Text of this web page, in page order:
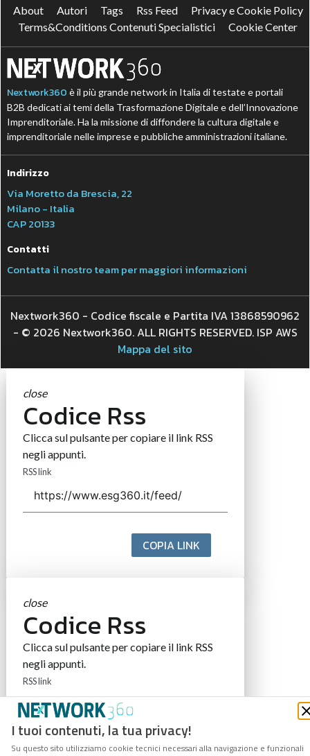
I tuoi contenuti, la tua privacy!
Su questo sito utilizziamo cookie tecnici necessari alla navigazione e funzionali
About Autori Tags Rss Feed
Privacy e Cookie Policy
Terms&Conditions Contenuti Specialistici
Cookie Center
Nextwork360 è il più grande network in Italia di testate e portali
B2B dedicati ai temi della Trasformazione Digitale e dell’Innovazione
Imprenditoriale. Ha la missione di diffondere la cultura digitale e
imprenditoriale nelle imprese e pubbliche amministrazioni italiane.
Indirizzo
Via Moretto da Brescia, 22
Milano - Italia
CAP 20133
Contatti
Contatta il nostro team per maggiori informazioni
Nextwork360 - Codice fiscale e Partita IVA 13868590962
- © 2026 Nextwork360. ALL RIGHTS RESERVED. ISP AWS
Mappa del sito
close
Codice Rss
Clicca sul pulsante per copiare il link RSS
negli appunti.
RSS link
COPIA LINK
close
Codice Rss
Clicca sul pulsante per copiare il link RSS
negli appunti.
RSS link